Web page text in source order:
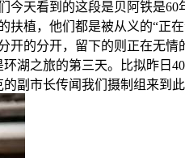
天看到的这段是贝阿铁是
植，他们都是被从义的“正
的分开，留下的则正在无
湖之旅的第三天。比拟昨日
副市长传闻我们摄制组来到